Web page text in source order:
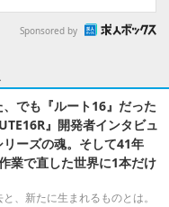
Sponsored by
でも『ルート16』だった
』開発者インタビュ
ーズの魂。そして41年
業で直した世界に1本だけ
、新たに生まれるものとは。